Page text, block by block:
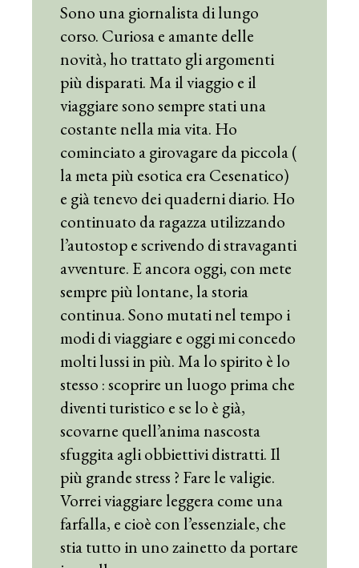
Sono una giornalista di lungo
corso. Curiosa e amante delle
novità, ho trattato gli argomenti
più disparati. Ma il viaggio e il
viaggiare sono sempre stati una
costante nella mia vita. Ho
cominciato a girovagare da piccola (
la meta più esotica era Cesenatico)
e già tenevo dei quaderni diario. Ho
continuato da ragazza utilizzando
l’autostop e scrivendo di stravaganti
avventure. E ancora oggi, con mete
sempre più lontane, la storia
continua. Sono mutati nel tempo i
modi di viaggiare e oggi mi concedo
molti lussi in più. Ma lo spirito è lo
stesso : scoprire un luogo prima che
diventi turistico e se lo è già,
scovarne quell’anima nascosta
sfuggita agli obbiettivi distratti. Il
più grande stress ? Fare le valigie.
Vorrei viaggiare leggera come una
farfalla, e cioè con l’essenziale, che
stia tutto in uno zainetto da portare